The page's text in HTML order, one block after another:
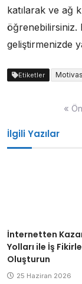
katılarak ve ağ
öğrenebilirsiniz.
geliştirmenizde
Etiketler
«
İlgili Yazılar
İnternetten
Yolları ile İş
Oluşturun
25 Haziran 2026